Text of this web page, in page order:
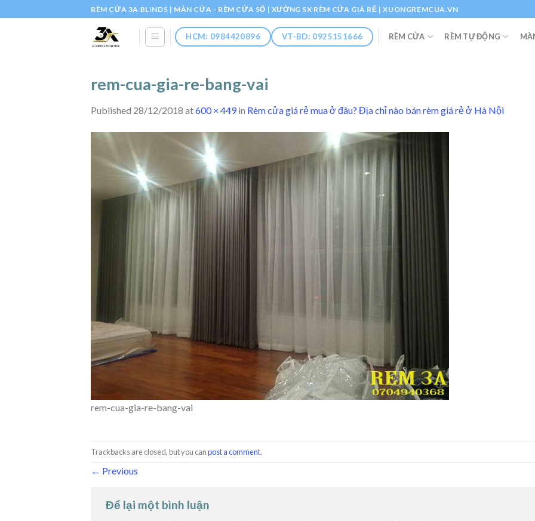
to
RÈM CỬA 3A BLINDS | MÀN CỬA - RÈM CỬA SỔ | XƯỞNG SX RÈM CỬA GIÁ RẺ | XUONGREMCUA.VN
HCM: 0984420896 VT-BD: 0925151666 RÈM CỬA RÈM TỰ ĐỘNG
rem-cua-gia-re-bang-vai
Published 28/12/2018 at600 × 449in Rèm cửa giá rẻ mua ở đâu? Địa chỉ nào bán rèm giá rẻ ở Hà Nội
rem-cua-gia-re-bang-vai
Trackbacks are closed, but you canpost a comment.
← Previous
Để lại một bình luận